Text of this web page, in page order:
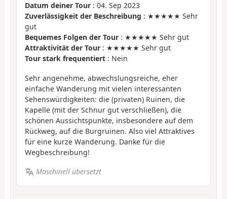
Datum deiner Tour : 04. Sep 2023
Zuverlässigkeit der Beschreibung : ★★★★★ Sehr
gut
Bequemes Folgen der Tour : ★★★★★ Sehr gut
Attraktivität der Tour : ★★★★★ Sehr gut
Tour stark frequentiert : Nein
Sehr angenehme, abwechslungsreiche, eher
einfache Wanderung mit vielen interessanten
Sehenswürdigkeiten: die (privaten) Ruinen, die
Kapelle (mit der Schnur gut verschließen), die
schönen Aussichtspunkte, insbesondere auf dem
Rückweg, auf die Burgruinen. Also viel Attraktives
für eine kurze Wanderung. Danke für die
Wegbeschreibung!
Maschinell übersetzt